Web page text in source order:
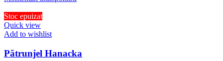
Stoc epuizat
Quick view
Add to wishlist
Pătrunjel Hanacka